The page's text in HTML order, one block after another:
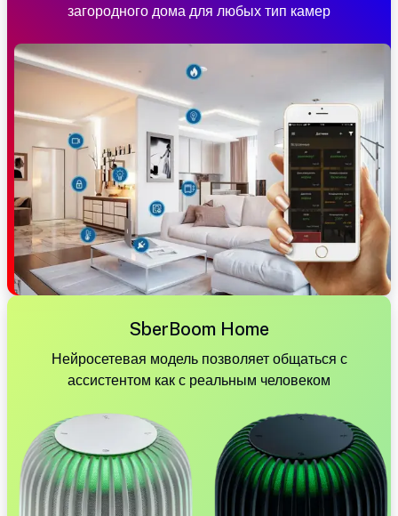
загородного дома для любых тип камер
SberBoom Home
Нейросетевая модель позволяет общаться с
ассистентом как с реальным человеком